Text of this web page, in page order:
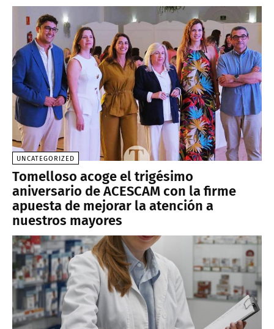
UNCATEGORIZED
Tomelloso acoge el trigésimo
aniversario de ACESCAM con la firme
apuesta de mejorar la atención a
nuestros mayores